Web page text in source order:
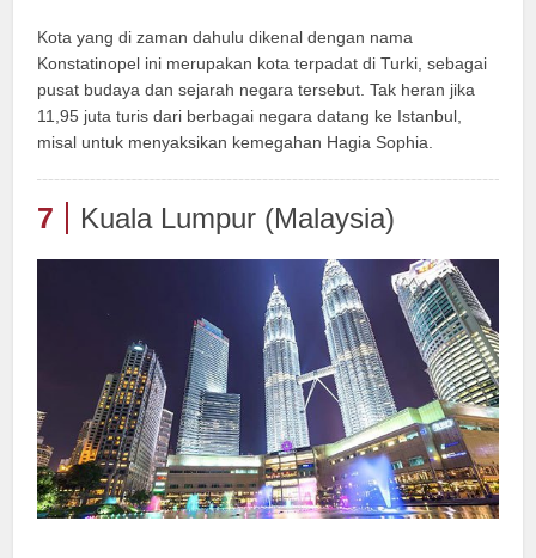
Kota yang di zaman dahulu dikenal dengan nama
Konstatinopel ini merupakan kota terpadat di Turki, sebagai
pusat budaya dan sejarah negara tersebut. Tak heran jika
11,95 juta turis dari berbagai negara datang ke Istanbul,
misal untuk menyaksikan kemegahan Hagia Sophia.
7 Kuala Lumpur (Malaysia)